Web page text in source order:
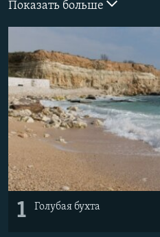
ELIFBE
УКРАИНСКАЯ ПРОБЛЕМА КРЫМА
ПРИСОЕДИНЯЙТЕСЬ!
Все сайты RFE/RL
Показать больше
1 Голубая бухта